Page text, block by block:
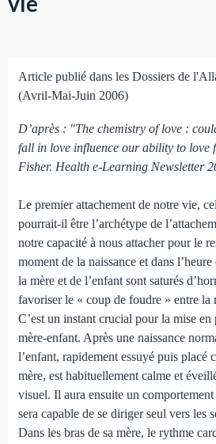
Article publié dans les Dossiers de
(Avril-Mai-Juin 2006)
D’après : "The chemistry of love :
fall in love influence our ability to love
Fisher. Health e-Learning Newsletter
Le premier attachement de notre vie,
pourrait-il être l’archétype de
notre capacité à nous attacher pour le
moment de la naissance et dans
la mère et de l’enfant sont saturés
favoriser le « coup de foudre » entre la
C’est un instant crucial pour la mise en
mère-enfant. Après une naissance
l’enfant, rapidement essuyé puis placé
mère, est habituellement calme et
visuel. Il aura ensuite un
sera capable de se diriger seul vers les
Dans les bras de sa mère, le rythme